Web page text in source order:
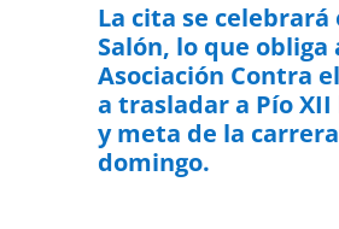
La cita se celebrará
Salón, lo que obliga
Asociación Contra
a trasladar a Pío XII
y meta de la
domingo.